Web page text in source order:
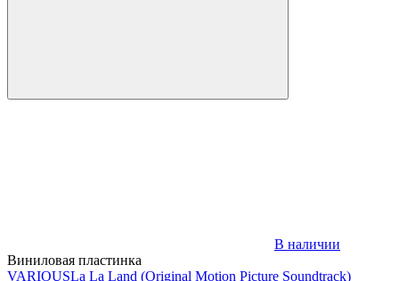
В наличии
Виниловая пластинка
VARIOUSLa La Land (Original Motion Picture Soundtrack)